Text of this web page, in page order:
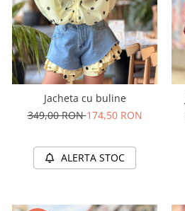
Jacheta cu buline
349,00 RON174,50 RON
ALERTA STOC